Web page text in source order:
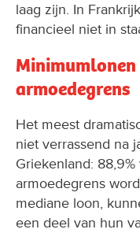
laag zijn. In
financieel niet in
Minimumlonen
armoedegrens
Het meest
niet verrassend na
Griekenland:
armoedegrens
mediane loon,
een deel van hun